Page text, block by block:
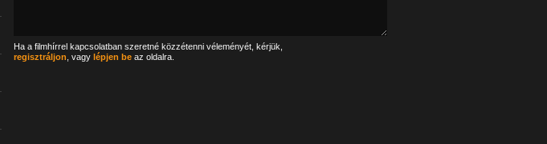
Ha a filmhírrel kapcsolatban szeretné közzétenni véleményét, kérjük,
regisztráljon , vagy lépjen beaz oldalra.